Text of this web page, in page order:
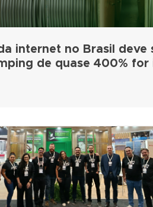
internet no Brasil deve
de quase 400% for